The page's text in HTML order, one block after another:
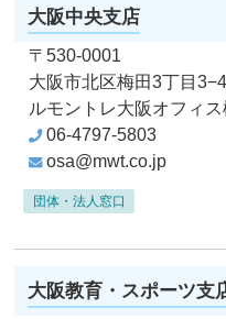
大阪中央支店
〒530-0001
大阪市北区梅田3丁目
ルモントレ大阪オフィス
06-4797-5803
osa@mwt.co.jp
団体・法人窓口
大阪教育・スポーツ支